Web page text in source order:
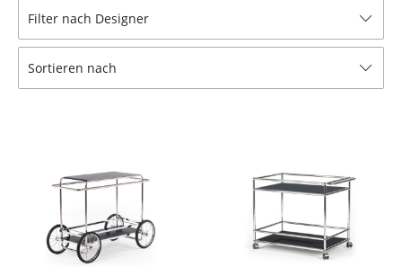
... alle Sitzmöbel
Tische
Couchtische
Schreibtische
Sekretäre & PC-Tische
Filter nach Designer
Sortieren nach